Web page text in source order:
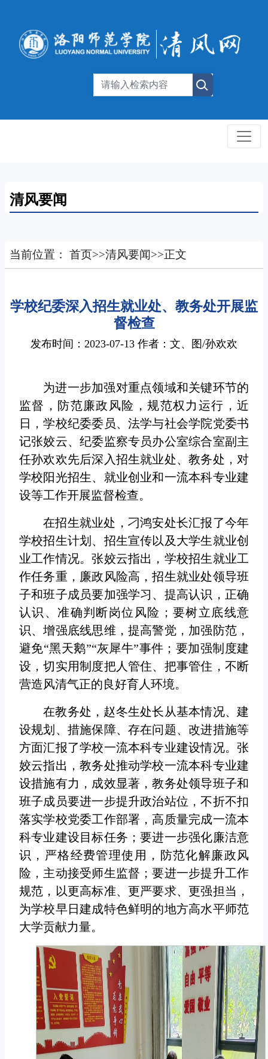
清风要闻
当前位置： 首页>>清风要闻>>正文
学校纪委深入招生就业处、教务处开展监
督检查
发布时间：2023-07-13 作者：文、图/孙欢欢
为进一步加强对重点领域和关键环节的
监督，防范廉政风险，规范权力运行，近
日，学校纪委委员、法学与社会学院党委书
记张姣云、纪委监察专员办公室综合室副主
任孙欢欢先后深入招生就业处、教务处，对
学校阳光招生、就业创业和一流本科专业建
设等工作开展监督检查。
在招生就业处，刁鸿安处长汇报了今年
学校招生计划、招生宣传以及大学生就业创
业工作情况。张姣云指出，学校招生就业工
作任务重，廉政风险高，招生就业处领导班
子和班子成员要加强学习、提高认识，正确
认识、准确判断岗位风险；要树立底线意
识、增强底线思维，提高警觉，加强防范，
避免“黑天鹅”“灰犀牛”事件；要加强制度建
设，切实用制度把人管住、把事管住，不断
营造风清气正的良好育人环境。
在教务处，赵冬生处长从基本情况、建
设规划、措施保障、存在问题、改进措施等
方面汇报了学校一流本科专业建设情况。张
姣云指出，教务处推动学校一流本科专业建
设措施有力，成效显著，教务处领导班子和
班子成员要进一步提升政治站位，不折不扣
落实学校党委工作部署，高质量完成一流本
科专业建设目标任务；要进一步强化廉洁意
识，严格经费管理使用，防范化解廉政风
险，主动接受师生监督；要进一步提升工作
规范，以更高标准、更严要求、更强担当，
为学校早日建成特色鲜明的地方高水平师范
大学贡献力量。